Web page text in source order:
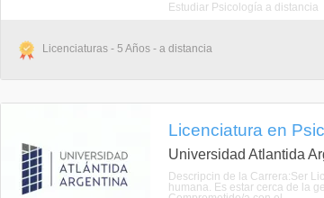
Estudiar Psicología a distancia
Licenciaturas - 5 Años - a distancia
Licenciatura en
Universidad Atlantida
Descripcin de la Carrera:Ser
humana. Es estar cerca de la